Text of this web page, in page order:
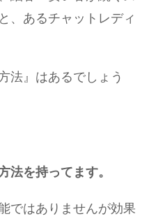
、あるチャットレディ
法』はあるでしょう
法を持ってます。
ではありませんが効果